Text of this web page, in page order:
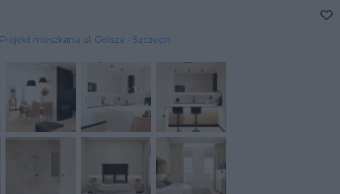
Projekt mieszkania ul. Golisza - Szczecin